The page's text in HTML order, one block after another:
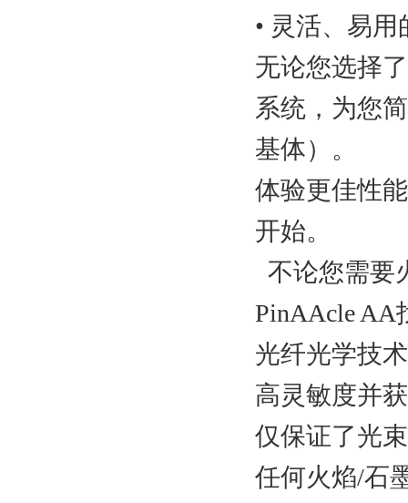
• 灵活、易
无论您选择
系统，为您
基体）。
体验更佳性
开始。
不论您需要
PinAAcle AA
光纤光学技
高灵敏度并
仅保证了光
任何火焰/石